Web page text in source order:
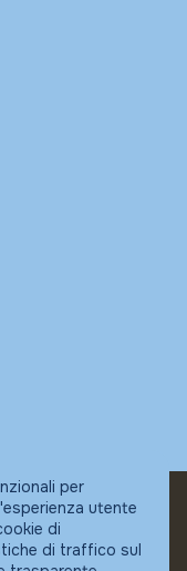
per
utente
di
di traffico sul